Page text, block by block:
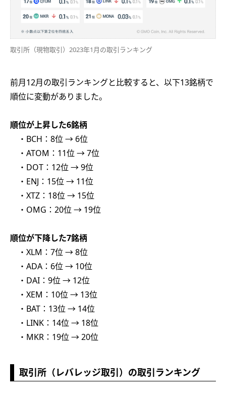
取引所（現物取引）2023年1月の取引ランキング
前月12月の取引ランキングと比較すると、以下13銘柄で
順位に変動がありました。
順位が上昇した6銘柄
・BCH：8位 → 6位
・ATOM：11位 → 7位
・DOT：12位 → 9位
・ENJ：15位 → 11位
・XTZ：18位 → 15位
・OMG：20位 → 19位
順位が下降した7銘柄
・XLM：7位 → 8位
・ADA：6位 → 10位
・DAI：9位 → 12位
・XEM：10位 → 13位
・BAT：13位 → 14位
・LINK：14位 → 18位
・MKR：19位 → 20位
取引所（レバレッジ取引）の取引ランキング